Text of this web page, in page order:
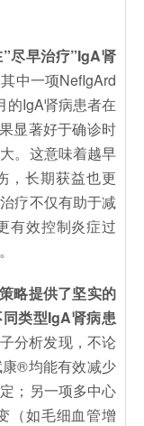
尽早治疗”IgA肾
其中一项NefIgArd
的IgA肾病患者在
显著好于确诊时
。这意味着越早
，长期获益也更
疗不仅有助于减
有效控制炎症过
略提供了坚实的
类型IgA肾病患
分析发现，不论
®均能有效减少
；另一项多中心
（如毛细血管增